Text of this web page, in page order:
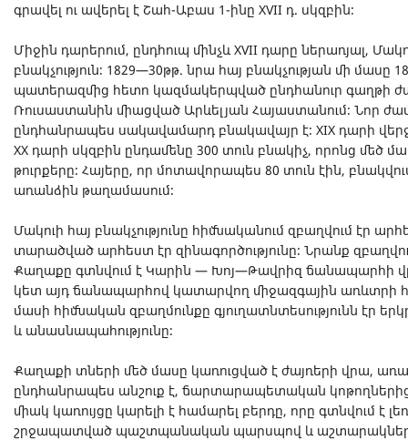
գրավել ու ավերել է Շահ-Աբաս 1-ինը XVII դ. սկզբին։
Միջին դարերում, ընդհուպ մինչև XVII դարը ներառյալ,
բնակչություն։ 1829—30թթ. նրա հայ բնակչության մի
պատերազմից հետո կազմակերպված ընդհանուր գաղթի
Ռուսաստանին միացված Արևելյան Հայաստանում։ Նոր
ընդհանրապես սակավամարդ բնակավայր է։ XIX դարի
XX դարի սկզբին ընդամենը 300 տուն բնակիչ, որոնց մեծ
թուրքերը։ Հայերը, որ մոտավորապես 80 տուն էին,
առանձին թաղամասում։
Մակուի հայ բնակչությունը հիմնականում զբաղվում էր
տարածված արհեստ էր զինագործությունը։ Նրանք
Քաղաքը գտնվում է Կարին — Խոյ—Թավրիզ ճանապարհի
կետ այդ ճանապարհով կատարվող միջազգային առևտրի
մասի հիմնական զբաղմունքը գյուղատնտեսությունն էր
և անասնապահությունը։
Քաղաքի տների մեծ մասը կառուցված է ժայռերի վրա,
ընդհանրապես անշուք է, ճարտարապետական կոթողներից
միակ կառույցը կարելի է համարել բերդը, որը գտնվում է
շրջապատված պաշտպանական պարսպով և